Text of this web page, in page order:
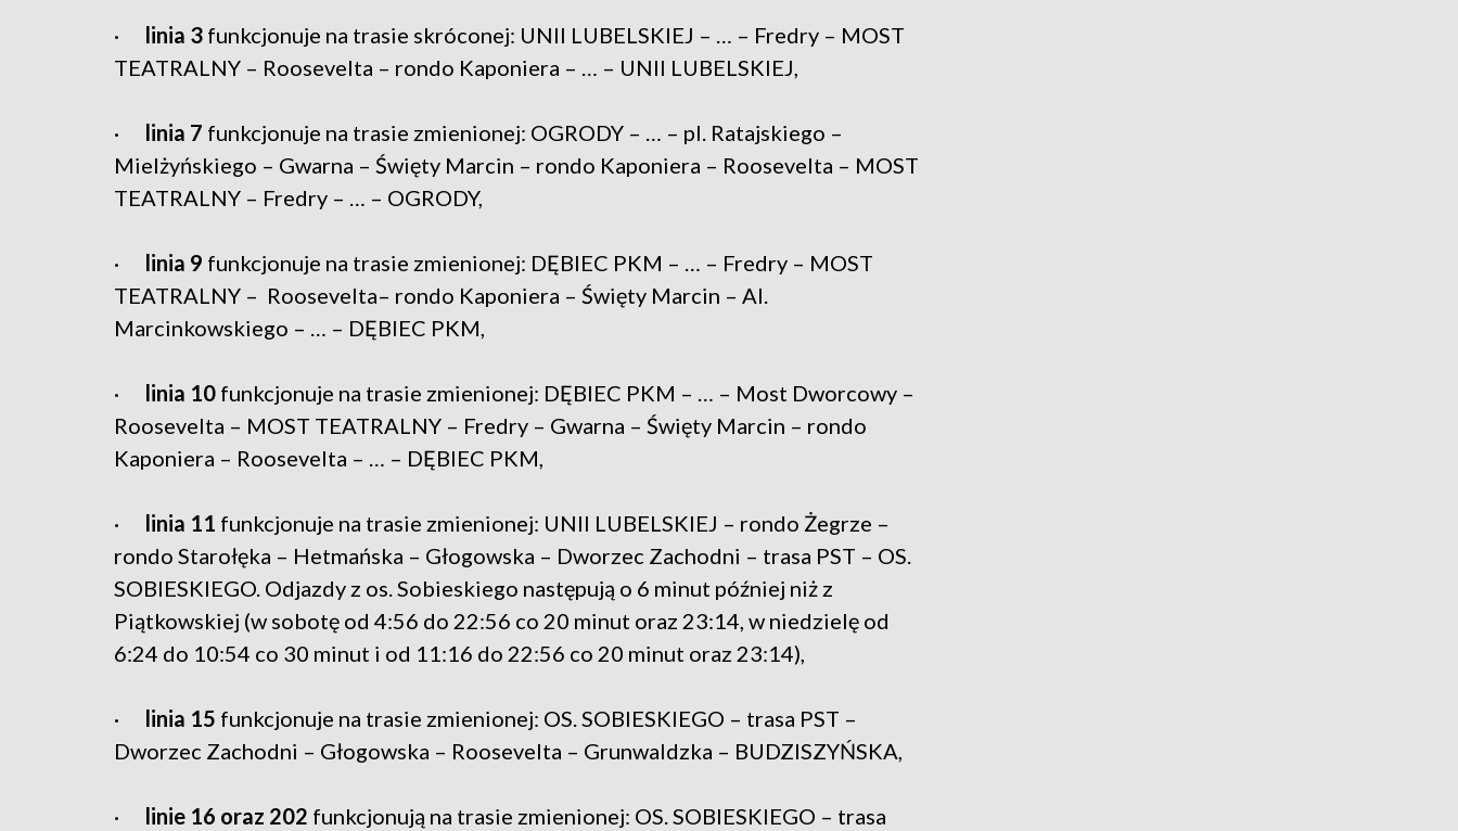
· linia 3 funkcjonuje na trasie skróconej: UNII LUBELSKIEJ – … – Fredry – MOST
TEATRALNY – Roosevelta – rondo Kaponiera – … – UNII LUBELSKIEJ,
· linia 7 funkcjonuje na trasie zmienionej: OGRODY – … – pl. Ratajskiego –
Mielżyńskiego – Gwarna – Święty Marcin – rondo Kaponiera – Roosevelta – MOST
TEATRALNY – Fredry – … – OGRODY,
· linia 9 funkcjonuje na trasie zmienionej: DĘBIEC PKM – … – Fredry – MOST
TEATRALNY – Roosevelta– rondo Kaponiera – Święty Marcin – Al.
Marcinkowskiego – … – DĘBIEC PKM,
· linia 10 funkcjonuje na trasie zmienionej: DĘBIEC PKM – … – Most Dworcowy –
Roosevelta – MOST TEATRALNY – Fredry – Gwarna – Święty Marcin – rondo
Kaponiera – Roosevelta – … – DĘBIEC PKM,
· linia 11 funkcjonuje na trasie zmienionej: UNII LUBELSKIEJ – rondo Żegrze –
rondo Starołęka – Hetmańska – Głogowska – Dworzec Zachodni – trasa PST – OS.
SOBIESKIEGO. Odjazdy z os. Sobieskiego następują o 6 minut później niż z
Piątkowskiej (w sobotę od 4:56 do 22:56 co 20 minut oraz 23:14, w niedzielę od
6:24 do 10:54 co 30 minut i od 11:16 do 22:56 co 20 minut oraz 23:14),
· linia 15 funkcjonuje na trasie zmienionej: OS. SOBIESKIEGO – trasa PST –
Dworzec Zachodni – Głogowska – Roosevelta – Grunwaldzka – BUDZISZYŃSKA,
· linie 16 oraz 202 funkcjonują na trasie zmienionej: OS. SOBIESKIEGO – trasa